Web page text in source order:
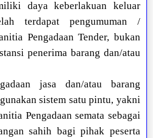
daya keberlakuan keluar
terdapat pengumuman /
Pengadaan Tender, bukan
penerima barang dan/atau
jasa dan/atau barang
sistem satu pintu, yakni
Pengadaan semata sebagai
sahih bagi pihak peserta